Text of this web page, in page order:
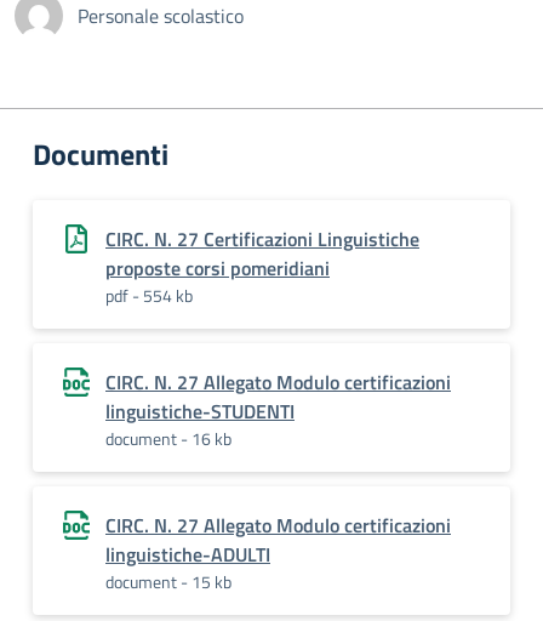
Personale scolastico
Documenti
CIRC. N. 27 Certificazioni Linguistiche
proposte corsi pomeridiani
pdf - 554 kb
CIRC. N. 27 Allegato Modulo certificazioni
linguistiche-STUDENTI
document - 16 kb
CIRC. N. 27 Allegato Modulo certificazioni
linguistiche-ADULTI
document - 15 kb